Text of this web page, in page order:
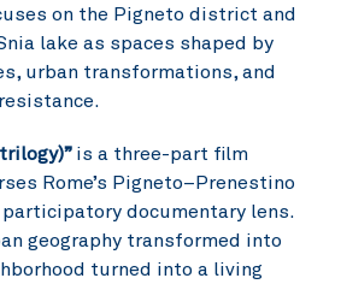
on the Pigneto district and
lake as spaces shaped by
urban transformations, and
is a three-part film
Rome’s Pigneto–Prenestino
documentary lens.
geography transformed into
turned into a living